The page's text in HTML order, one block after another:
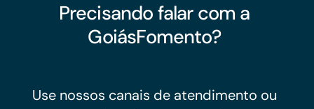
Precisando falar com a
GoiásFomento?
Use nossos canais de atendimento ou